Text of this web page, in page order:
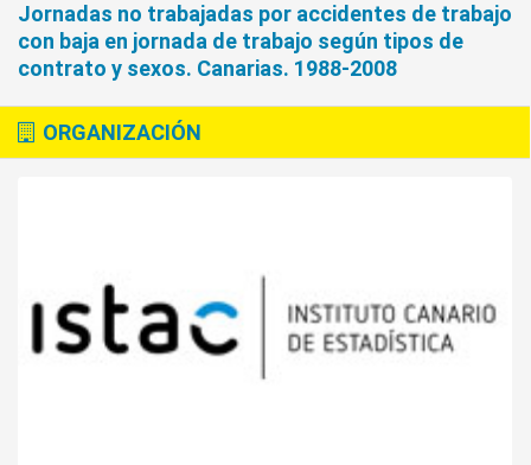
Jornadas no trabajadas por accidentes de trabajo
con baja en jornada de trabajo según tipos de
contrato y sexos. Canarias. 1988-2008
ORGANIZACIÓN